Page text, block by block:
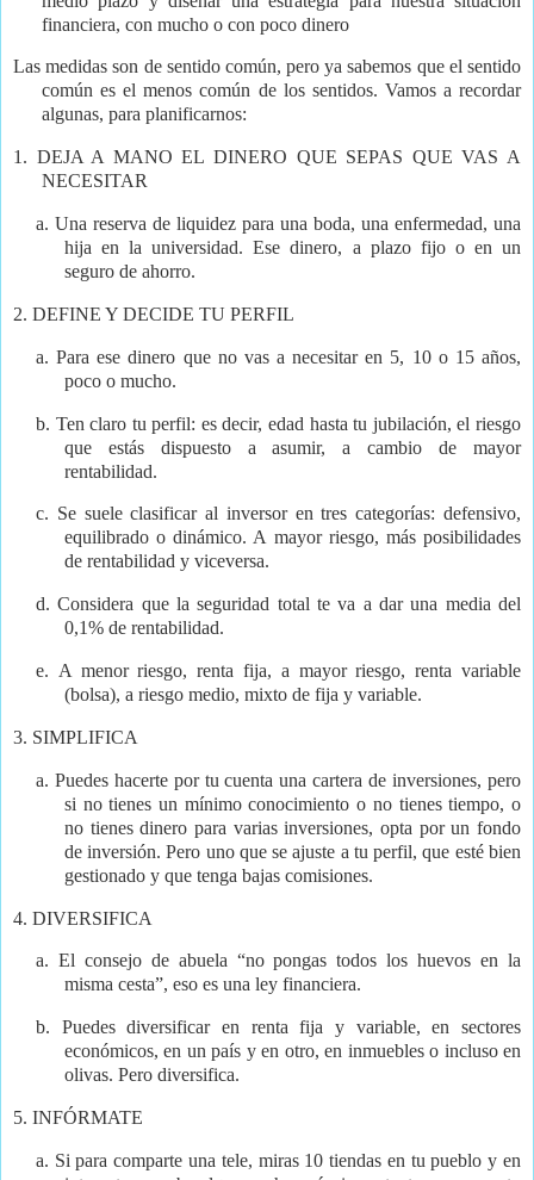
financiera, con mucho o con poco dinero
Las medidas son de sentido común, pero ya sabemos que el sentido
común es el menos común de los sentidos. Vamos a recordar
algunas, para planificarnos:
1. DEJA A MANO EL DINERO QUE SEPAS QUE VAS A
NECESITAR
a. Una reserva de liquidez para una boda, una enfermedad, una
hija en la universidad. Ese dinero, a plazo fijo o en un
seguro de ahorro.
2. DEFINE Y DECIDE TU PERFIL
a. Para ese dinero que no vas a necesitar en 5, 10 o 15 años,
poco o mucho.
b. Ten claro tu perfil: es decir, edad hasta tu jubilación, el riesgo
que estás dispuesto a asumir, a cambio de mayor
rentabilidad.
c. Se suele clasificar al inversor en tres categorías: defensivo,
equilibrado o dinámico. A mayor riesgo, más posibilidades
de rentabilidad y viceversa.
d. Considera que la seguridad total te va a dar una media del
0,1% de rentabilidad.
e. A menor riesgo, renta fija, a mayor riesgo, renta variable
(bolsa), a riesgo medio, mixto de fija y variable.
3. SIMPLIFICA
a. Puedes hacerte por tu cuenta una cartera de inversiones, pero
si no tienes un mínimo conocimiento o no tienes tiempo, o
no tienes dinero para varias inversiones, opta por un fondo
de inversión. Pero uno que se ajuste a tu perfil, que esté bien
gestionado y que tenga bajas comisiones.
4. DIVERSIFICA
a. El consejo de abuela “no pongas todos los huevos en la
misma cesta”, eso es una ley financiera.
b.
Puedes diversificar en renta fija y variable, en sectores
económicos, en un país y en otro, en inmuebles o incluso en
olivas. Pero diversifica.
5. INFÓRMATE
a. Si para comparte una tele, miras 10 tiendas en tu pueblo y en